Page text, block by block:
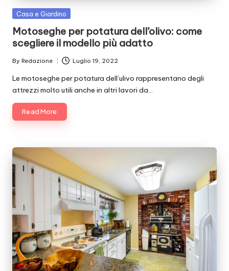
Posted
Casa e Giardino
Motoseghe per potatura dell’olivo: come
scegliere il modello più adatto
Posted
by
By Redazione Luglio 19, 2022
Le motoseghe per potatura dell’ulivo rappresentano degli
attrezzi molto utili anche in altri lavori da…
Read More